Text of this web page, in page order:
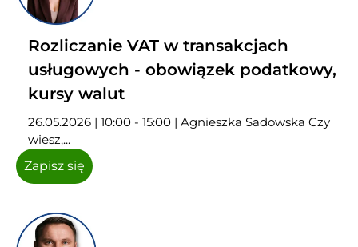
Rozliczanie VAT w transakcjach
usługowych - obowiązek podatkowy,
kursy walut
26.05.2026 | 10:00 - 15:00 | Agnieszka Sadowska Czy
wiesz,...
Zapisz się